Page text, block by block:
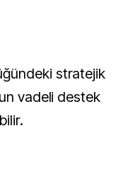
stratejik
vadeli destek